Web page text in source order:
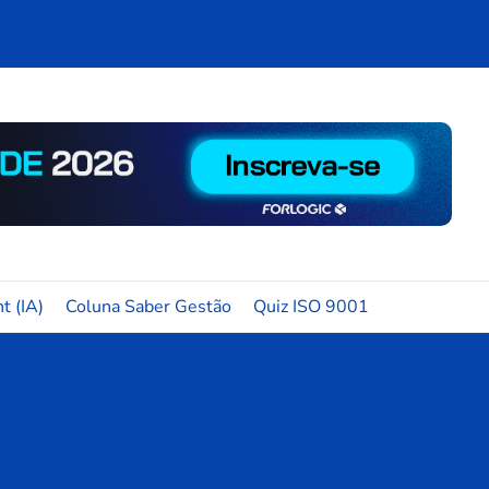
(IA) Coluna Saber Gestão Quiz ISO 9001